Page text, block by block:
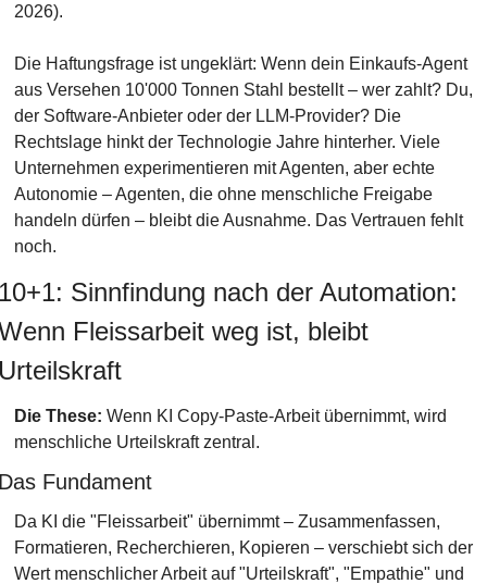
2026).
Die Haftungsfrage ist ungeklärt: Wenn dein Einkaufs-Agent
aus Versehen 10'000 Tonnen Stahl bestellt – wer zahlt? Du,
der Software-Anbieter oder der LLM-Provider? Die
Rechtslage hinkt der Technologie Jahre hinterher. Viele
Unternehmen experimentieren mit Agenten, aber echte
Autonomie – Agenten, die ohne menschliche Freigabe
handeln dürfen – bleibt die Ausnahme. Das Vertrauen fehlt
noch.
Sinnfindung nach der Automation:
Fleissarbeit weg ist, bleibt
Die These: Wenn KI Copy-Paste-Arbeit übernimmt, wird
menschliche Urteilskraft zentral.
Fundament
Da KI die "Fleissarbeit" übernimmt – Zusammenfassen,
Formatieren, Recherchieren, Kopieren – verschiebt sich der
Wert menschlicher Arbeit auf "Urteilskraft", "Empathie" und